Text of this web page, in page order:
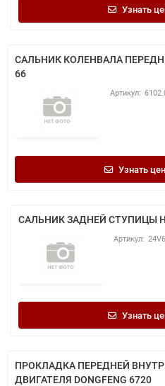
Узнать
САЛЬНИК КОЛЕНВАЛА
66
Узнать
САЛЬНИК ЗАДНЕЙ СТУПИЦЫ
Узнать
ПРОКЛАДКА ПЕРЕДНЕЙ
ДВИГАТЕЛЯ DONGFENG 6720